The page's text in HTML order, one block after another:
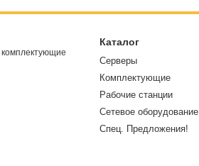
комплектующие
Каталог
Серверы
Комплектующие
Рабочие станции
Сетевое оборудование
Спец. Предложения!